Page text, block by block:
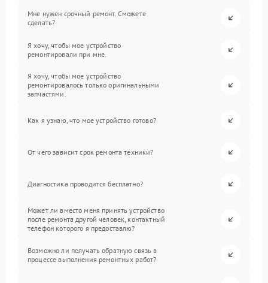
Мне нужен срочный ремонт. Сможете
сделать?
Я хочу, чтобы мое устройство
ремонтировали при мне.
Я хочу, чтобы мое устройство
ремонтировалось только оригинальными
запчастями.
Как я узнаю, что мое устройство готово?
От чего зависит срок ремонта техники?
Диагностика проводится бесплатно?
Может ли вместо меня принять устройство
после ремонта другой человек, контактный
телефон которого я предоставлю?
Возможно ли получать обратную связь в
процессе выполнения ремонтных работ?